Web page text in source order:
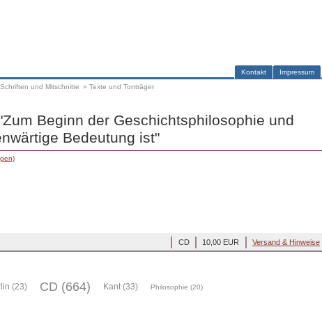
Impressum
Kontakt
und Mitschnitte » Texte und Tonträger
Beginn der Geschichtsphilosophie und
Bedeutung ist"
Versand & Hinweise
10,00 EUR
CD
(23) CD (664) Kant (33) Philosophie (20)